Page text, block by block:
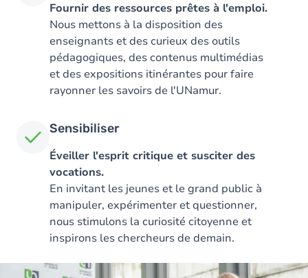
Fournir des ressources prêtes à l'emploi.
Nous mettons à la disposition des
enseignants et des curieux des outils
pédagogiques, des contenus multimédias
et des expositions itinérantes pour faire
rayonner les savoirs de l'UNamur.
Sensibiliser
Éveiller l'esprit critique et susciter des
vocations.
En invitant les jeunes et le grand public à
manipuler, expérimenter et questionner,
nous stimulons la curiosité citoyenne et
inspirons les chercheurs de demain.
Image